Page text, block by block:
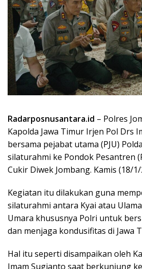
Radarposnusantara.id – Polres
Kapolda Jawa Timur Irjen Pol Drs
bersama pejabat utama (PJU)
silaturahmi ke Pondok Pesantren
Cukir Diwek Jombang. Kamis (18/
Kegiatan itu dilakukan guna
silaturahmi antara Kyai atau
Umara khususnya Polri untuk
dan menjaga kondusifitas di Jawa
Hal itu seperti disampaikan oleh
Imam Sugianto saat berkunjung